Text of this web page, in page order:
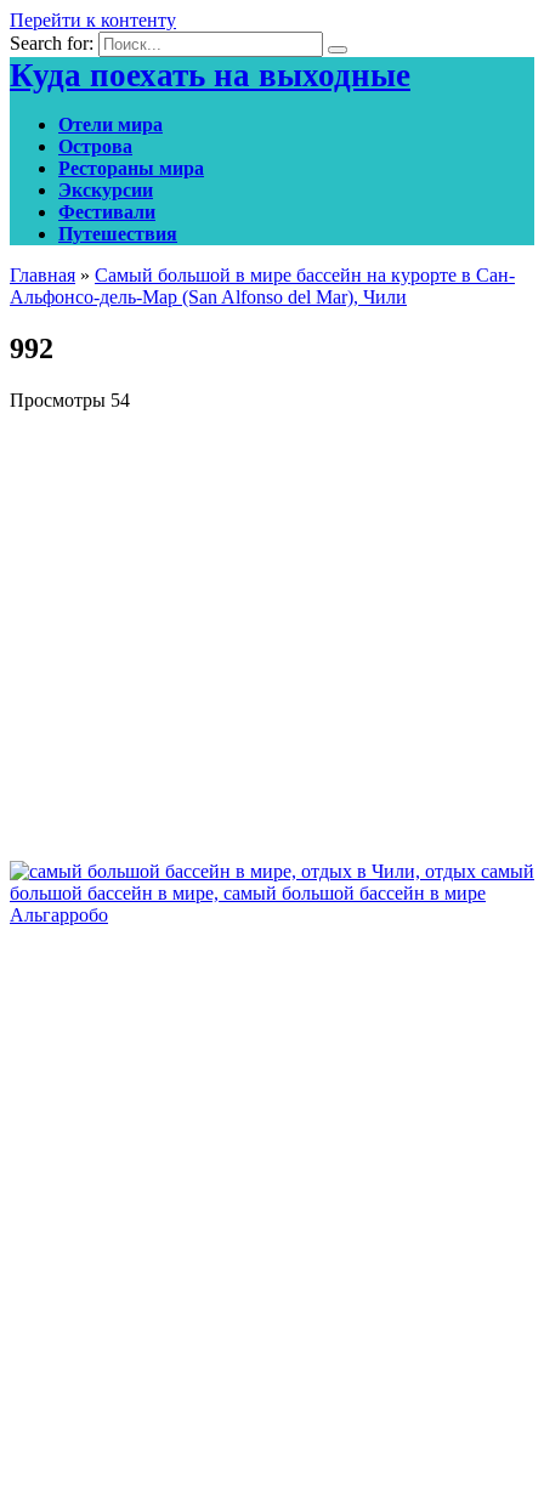
Перейти к контенту
Search for:
Куда поехать на выходные
Отели мира
Острова
Рестораны мира
Экскурсии
Фестивали
Путешествия
Главная » Самый большой в мире бассейн на курорте в Сан-
Альфонсо-дель-Мар (San Alfonso del Mar), Чили
992
Просмотры 54